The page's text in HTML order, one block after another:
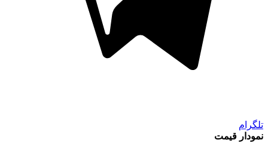
تلگرام
نمودار قیمت